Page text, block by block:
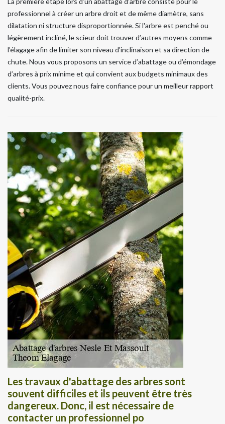
professionnel à créer un arbre droit et de même diamètre, sans
dilatation ni structure disproportionnée. Si l'arbre est penché ou
légèrement incliné, le scieur doit trouver d’autres moyens comme
l’élagage afin de limiter son niveau d'inclinaison et sa direction de
chute. Nous vous proposons un service d’abattage ou d’émondage
d’arbres à prix minime et qui convient aux budgets minimaux des
clients. Vous pouvez nous faire confiance pour un meilleur rapport
qualité-prix.
Les travaux d'abattage des arbres sont
souvent difficiles et ils peuvent être très
dangereux. Donc, il est nécessaire de
contacter un professionnel po